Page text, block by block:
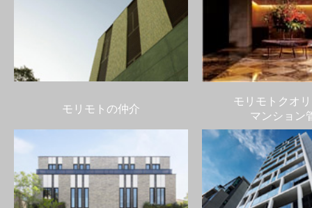
モリモトの仲介
モリモトクオ
マンション